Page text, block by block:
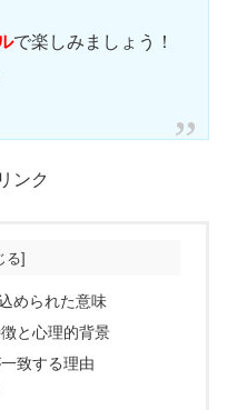
で楽しみましょう！
ンク
められた意味
と心理的背景
致する理由